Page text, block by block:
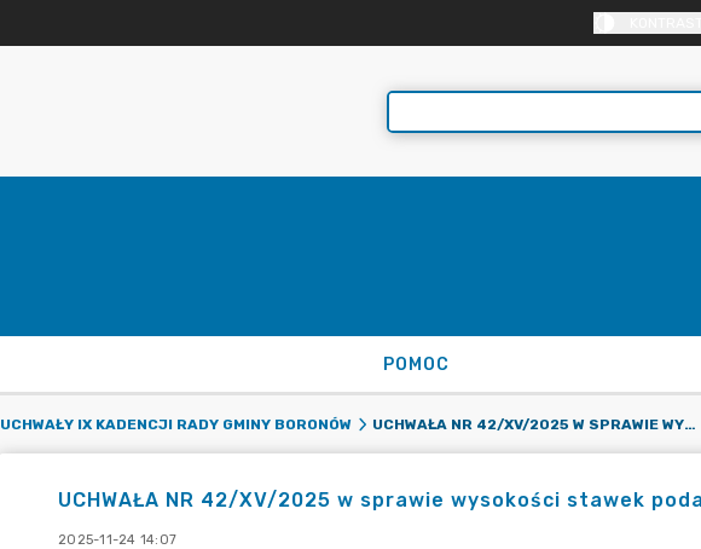
POMOC
UCHWAŁY IX KADENCJI RADY GMINY BORONÓW UCHWAŁA NR 42/XV/2025 W SPRAWIE WYSOKOŚCI STAWEK PODATKU OD NIERUCHOMOŚCI
UCHWAŁA NR 42/XV/2025 w sprawie wysokości stawek
2025-11-24 14:07